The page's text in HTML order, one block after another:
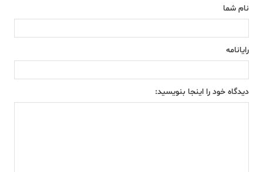
نام شما
رایانامه
دیدگاه خود را اینجا بنویسید: